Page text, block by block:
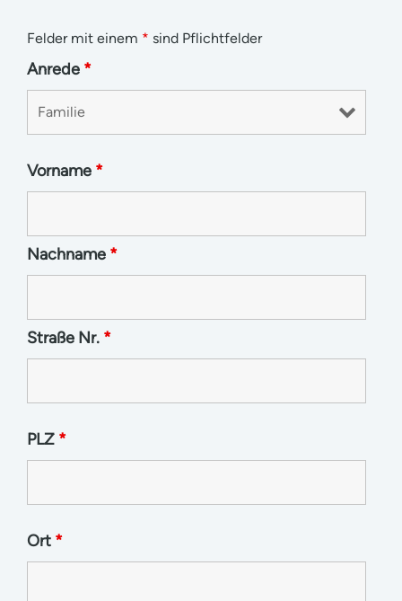
Felder mit einem * sind Pflichtfelder
Anrede *
Vorname *
Nachname *
Straße Nr. *
PLZ *
Ort *